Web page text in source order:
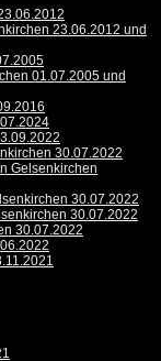
23.06.2012 und
01.07.2005 und
30.07.2022
Gelsenkirchen
30.07.2022
30.07.2022
30.07.2022